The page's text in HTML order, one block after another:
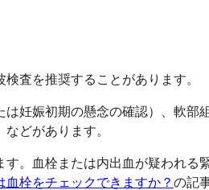
査を推奨することがあります。
妊娠初期の懸念の確認）、軟部
どがあります。
。血栓または内出血が疑われる
血栓をチェックできますか？ の記